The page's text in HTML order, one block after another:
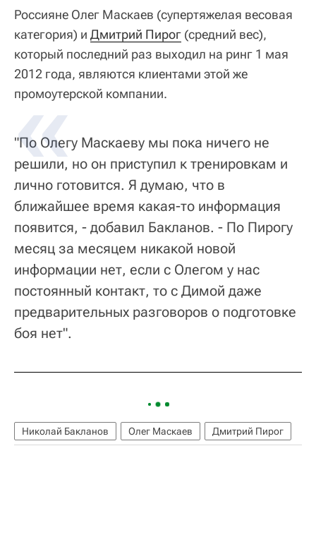
Россияне Олег Маскаев (супертяжелая весовая
категория) и Дмитрий Пирог (средний вес),
который последний раз выходил на ринг 1 мая
2012 года, являются клиентами этой же
промоутерской компании.
"По Олегу Маскаеву мы пока ничего не
решили, но он приступил к тренировкам и
лично готовится. Я думаю, что в
ближайшее время какая-то информация
появится, - добавил Бакланов. - По Пирогу
месяц за месяцем никакой новой
информации нет, если с Олегом у нас
постоянный контакт, то с Димой даже
предварительных разговоров о подготовке
боя нет".
Николай Бакланов Олег Маскаев Дмитрий Пирог